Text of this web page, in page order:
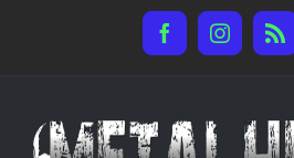
FacebookInstagram
Rss